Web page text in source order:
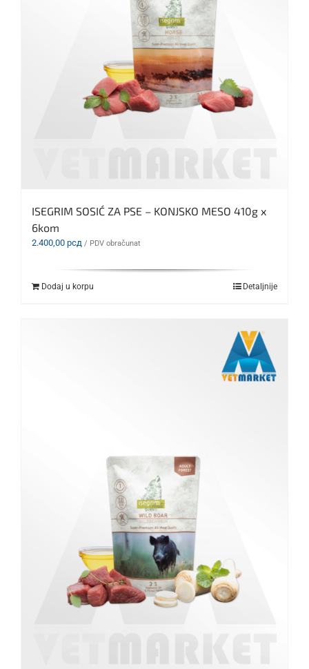
ISEGRIM SOSIĆ ZA PSE – KONJSKO MESO 410g x
6kom
2.400,00 рсд / PDV obračunat
Dodaj u korpu Detaljnije